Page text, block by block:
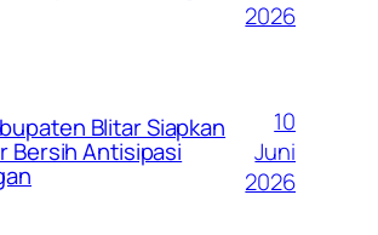
2026
Blitar Siapkan
Bersih Antisipasi
10
Juni
2026